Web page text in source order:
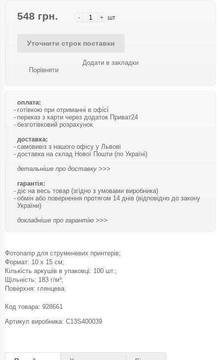
548 грн. - + шт
Уточнити строк поставки
Порівняти
Додати в закладки
оплата:
готівкою при отриманні в офісі
переказ з карти через додаток Приват24
безготівковий розрахунок
доставка:
самовивіз з нашого офісу у Львові
доставка на склад Нової Пошти (по Україні)
детальніше про доставку >>>
гарантія:
діє на весь товар (згідно з умовами виробника)
обмін або повернення протягом 14 днів (відповідно до закону
України)
докладніше про гарантію >>>
Фотопапір для струменевих принтерів;
Формат: 10 х 15 см;
Кількість аркушів в упаковці: 100 шт.;
Щільність: 183 г/м²;
Поверхня: глянцева.
Код товара: 928661
Артикул виробника: C13S400039